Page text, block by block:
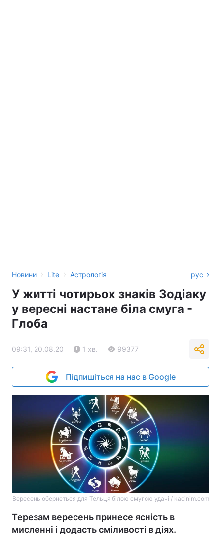
Новини › Lite › Астрологія рус
У житті чотирьох знаків Зодіаку
у вересні настане біла смуга -
Глоба
09:31, 20.08.20 1 хв. 99377
Підпишіться на нас в Google
Вересень обернеться для Тельця білою смугою удачі / kadinim.com
Терезам вересень принесе ясність в
мисленні і додасть сміливості в діях.